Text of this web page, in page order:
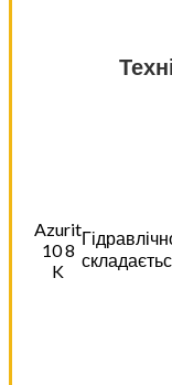
Azurit
10 8
K